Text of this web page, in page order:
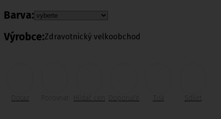
Barva:
Výrobce:Zdravotnický velkoobchod
Dotaz Porovnat Doporučit Tisk Sdílet